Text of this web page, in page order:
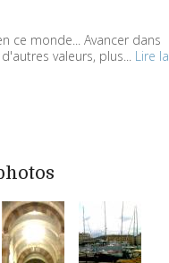
ce monde... Avancer dans
valeurs, plus... Lire la